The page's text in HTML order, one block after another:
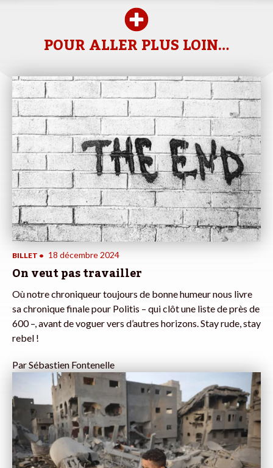
POUR ALLER PLUS LOIN…
BILLET • 18 décembre 2024
On veut pas travailler
Où notre chroniqueur toujours de bonne humeur nous livre
sa chronique finale pour Politis – qui clôt une liste de près de
600 –, avant de voguer vers d’autres horizons. Stay rude, stay
rebel !
ParSébastien Fontenelle